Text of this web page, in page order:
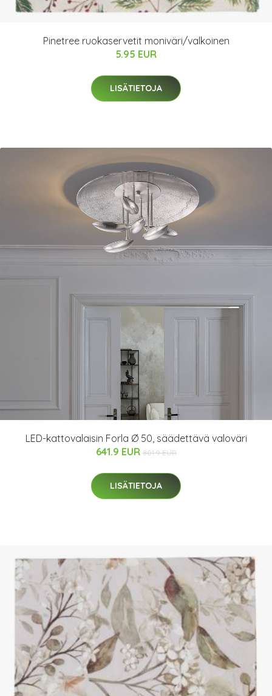
Pinetree ruokaservetit moniväri/valkoinen
5.95 EUR
LISÄTIETOJA
LED-kattovalaisin Forla Ø 50, säädettävä valoväri
641.9 EUR 801.9 EUR
LISÄTIETOJA